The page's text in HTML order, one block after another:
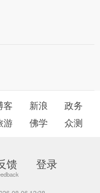
客 新浪
政务
游 佛学 众测
馈 登录